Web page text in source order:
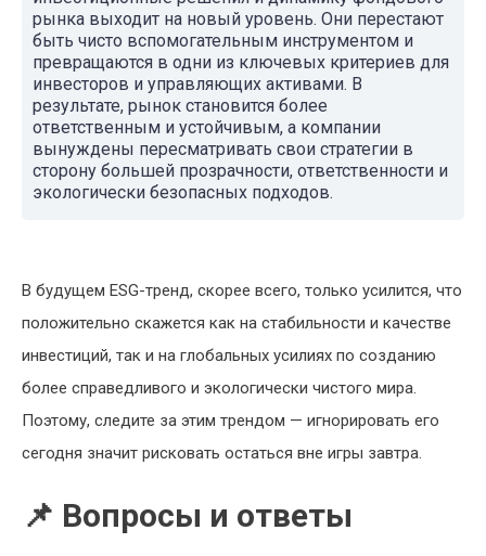
рынка выходит на новый уровень. Они перестают
быть чисто вспомогательным инструментом и
превращаются в одни из ключевых критериев для
инвесторов и управляющих активами. В
результате, рынок становится более
ответственным и устойчивым, а компании
вынуждены пересматривать свои стратегии в
сторону большей прозрачности, ответственности и
экологически безопасных подходов.
В будущем ESG-тренд, скорее всего, только усилится, что
положительно скажется как на стабильности и качестве
инвестиций, так и на глобальных усилиях по созданию
более справедливого и экологически чистого мира.
Поэтому, следите за этим трендом — игнорировать его
сегодня значит рисковать остаться вне игры завтра.
📌 Вопросы и ответы